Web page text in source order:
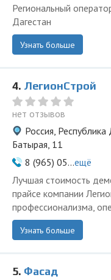
Региональный
Дагестан
Узнать больше
4. ЛегионСтрой
нет отзывов
Россия,
Батырая, 11
8 (965) 05...ещё
Лучшая стоимость
прайсе компании
профессионализма,
Узнать больше
5. Фасад